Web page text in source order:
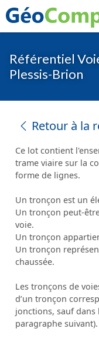
Référentiel
Plessis-Brion
Retour à la
Ce lot contient
trame viaire sur la
forme de lignes.
Un tronçon est un
Un tronçon peut-
voie.
Un tronçon
Un tronçon
chaussée.
Les tronçons de
d’un tronçon
jonctions, sauf dans
paragraphe suivant).